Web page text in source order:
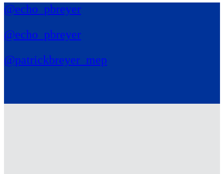
@echo_pbreyer
@echo_pbreyer
@patrickbreyer_mep